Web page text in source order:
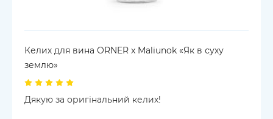
Келих для вина ORNER x Maliunok «Як в суху
землю»
Дякую за оригінальний келих!